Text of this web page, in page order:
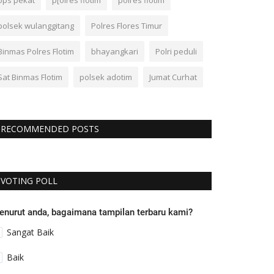
wulanggitang Polres Flores Timur
Polres Flotim bhayangkari Polri peduli
Binmas Flotim polsek adotim Jumat Curhat
RECOMMENDED POSTS
VOTING POLL
anda, bagaimana tampilan terbaru kami?
Sangat Baik
Baik